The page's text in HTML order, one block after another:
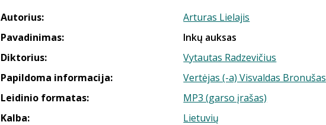
Autorius:
Arturas Lielajis
Pavadinimas:
Inkų auksas
Diktorius:
Vytautas Radzevičius
Papildoma informacija:
Vertėjas (-a) Visvaldas Bronušas
Leidinio formatas:
MP3 (garso įrašas)
Kalba:
Lietuvių